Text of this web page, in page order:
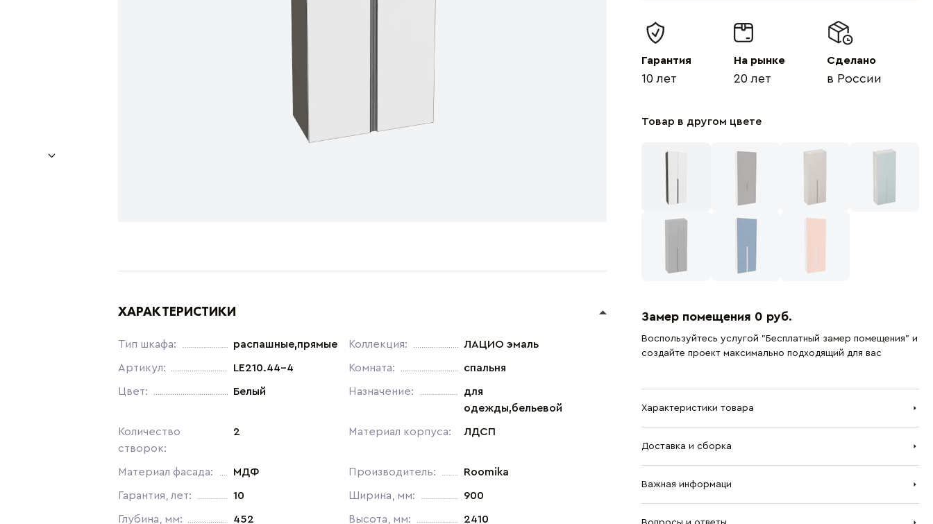
ХАРАКТЕРИСТИКИ
Тип шкафа: распашные,прямые Коллекция: ЛАЦИО эмаль
Артикул: LE210.44-4 Комната: спальня
Цвет: Белый Назначение:
для
одежды,бельевой
Количество
створок:
2 Материал корпуса: ЛДСП
Материал фасада: МДФ Производитель: Roomika
Гарантия, лет: 10 Ширина, мм: 900
Глубина, мм: 452 Высота, мм: 2410
Гарантия
10 лет
На рынке
20 лет
Сделано
в России
Товар в другом цвете
Замер помещения 0 руб.
Воспользуйтесь услугой "Бесплатный замер помещения" и
создайте проект максимально подходящий для вас
Характеристики товара
Доставка и сборка
Важная информаци